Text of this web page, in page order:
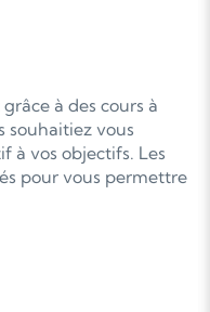
à des cours à
souhaitiez vous
à vos objectifs. Les
pour vous permettre